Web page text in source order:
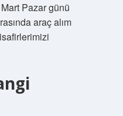
Pazar günü
araç alım